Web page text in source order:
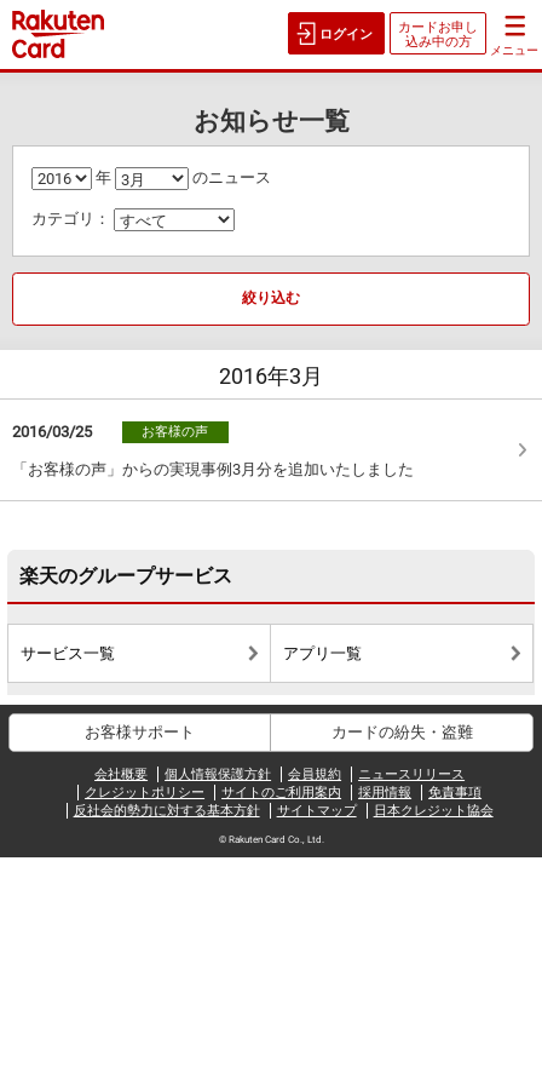
ログイン
カードお申し
込み中の方
メニュー
お知らせ一覧
年 のニュース
カテゴリ：
絞り込む
2016年3月
2016/03/25 お客様の声
「お客様の声」からの実現事例3月分を追加いたしました
楽天のグループサービス
サービス一覧 アプリ一覧
お客様サポート カードの紛失・盗難
会社概要 個人情報保護方針 会員規約
ニュースリリース
クレジットポリシー
サイトのご利用案内 採用情報
免責事項
反社会的勢力に対する基本方針
サイトマップ 日本クレジット協会
© Rakuten Card Co., Ltd.